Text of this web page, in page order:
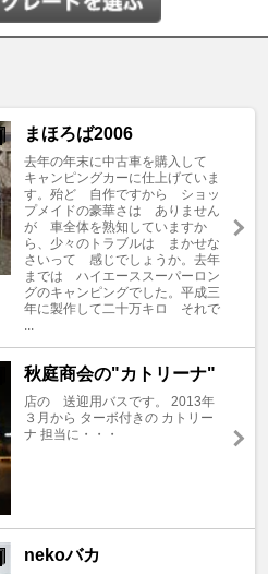
まほろば2006
去年の年末に中古車を購入して
キャンピングカーに仕上げていま
す。殆ど 自作ですから ショッ
プメイドの豪華さは ありません
が 車全体を熟知していますか
ら、少々のトラブルは まかせな
さいって 感じでしょうか。去年
までは ハイエーススーパーロン
グのキャンピングでした。平成三
年に製作して二十万キロ それで
...
秋庭商会の"カトリーナ"
店の 送迎用バスです。 2013年
３月から ターボ付きの カトリー
ナ 担当に・・・
nekoバカ